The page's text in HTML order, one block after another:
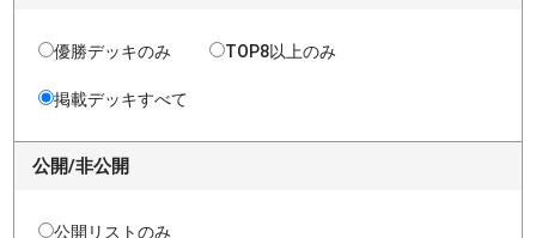
優勝デッキのみ TOP8以上のみ
掲載デッキすべて
公開/非公開
公開リストのみ